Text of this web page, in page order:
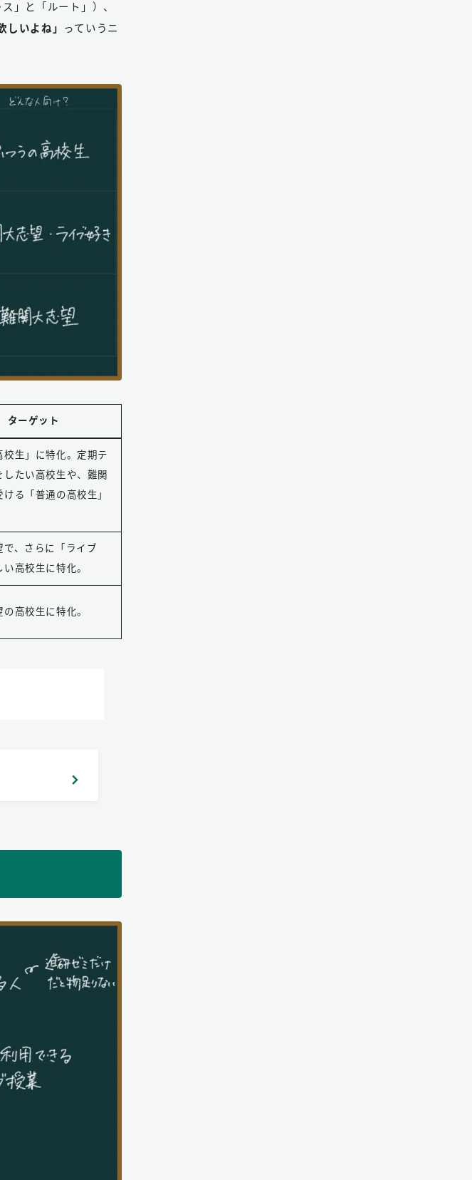
」と「ルート」）、
しいよね」 っていうニ
ターゲット
校生」に特化。定期テ
したい高校生や、難関
る「普通の高校生」
で、さらに「ライブ
高校生に特化。
高校生に特化。